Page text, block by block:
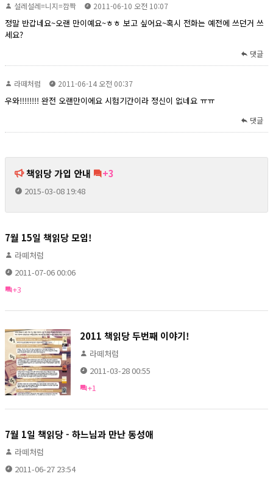
설레설레=니지=깜짝 2011-06-10 오전 10:07
정말 반갑네요~오랜 만이예요~ㅎㅎ 보고 싶어요~혹시 전화는 예전에 쓰던거 쓰
세요?
댓글
라떼처럼 2011-06-14 오전 00:37
우와!!!!!!!! 완전 오랜만이에요 시험기간이라 정신이 없네요 ㅠㅠ
댓글
책읽당 가입 안내 +3
2015-03-08 19:48
7월 15일 책읽당 모임!
라떼처럼
2011-07-06 00:06
+3
2011 책읽당 두번째 이야기!
라떼처럼
2011-03-28 00:55
+1
7월 1일 책읽당 - 하느님과 만난 동성애
라떼처럼
2011-06-27 23:54